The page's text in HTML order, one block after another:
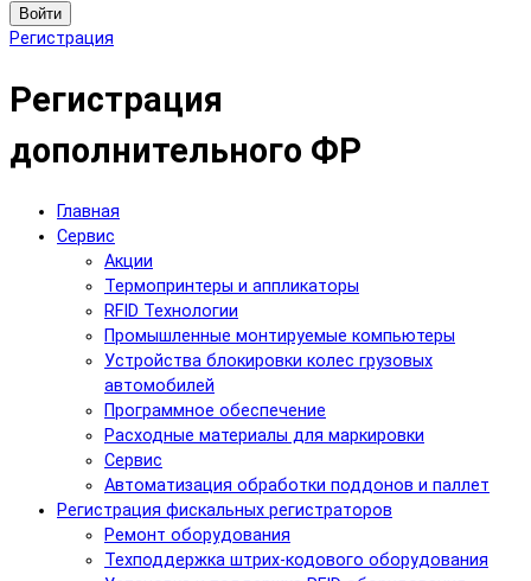
Войти
Регистрация
Регистрация
дополнительного ФР
Главная
Сервис
Акции
Термопринтеры и аппликаторы
RFID Технологии
Промышленные монтируемые компьютеры
Устройства блокировки колес грузовых
автомобилей
Программное обеспечение
Расходные материалы для маркировки
Сервис
Автоматизация обработки поддонов и паллет
Регистрация фискальных регистраторов
Ремонт оборудования
Техподдержка штрих-кодового оборудования